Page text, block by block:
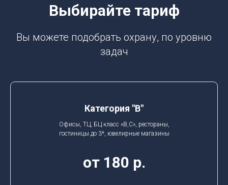
Выбирайте тариф
Вы можете подобрать охрану, по уровню
задач
Категория "B"
Офисы, ТЦ, БЦ класс «В,С», рестораны,
гостиницы до 3*, ювелирные магазины
от 180 р.